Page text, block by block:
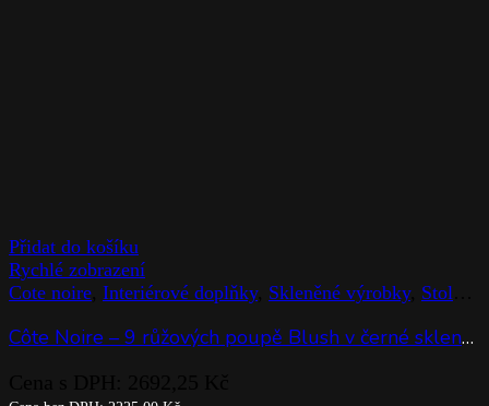
Přidat do košíku
Rychlé zobrazení
Cote noire Interiérové doplňky, Skleněné výrobky, Stolováni
Côte Noire – 9 růžových poupě Blush v černé skleněné váze